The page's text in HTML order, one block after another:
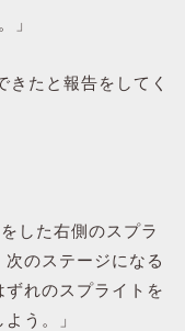
」
きたと報告をしてく
した右側のスプラ
のステージになる
れのスプライトを
う。」